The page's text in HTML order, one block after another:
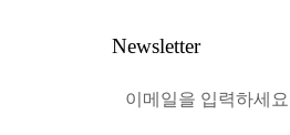
Newsletter